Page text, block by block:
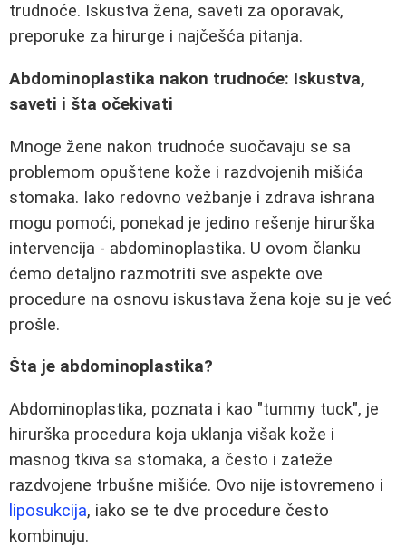
trudnoće. Iskustva žena, saveti za oporavak,
preporuke za hirurge i najčešća pitanja.
Abdominoplastika nakon trudnoće: Iskustva,
saveti i šta očekivati
Mnoge žene nakon trudnoće suočavaju se sa
problemom opuštene kože i razdvojenih mišića
stomaka. Iako redovno vežbanje i zdrava ishrana
mogu pomoći, ponekad je jedino rešenje hirurška
intervencija - abdominoplastika. U ovom članku
ćemo detaljno razmotriti sve aspekte ove
procedure na osnovu iskustava žena koje su je već
prošle.
Šta je abdominoplastika?
Abdominoplastika, poznata i kao "tummy tuck", je
hirurška procedura koja uklanja višak kože i
masnog tkiva sa stomaka, a često i zateže
razdvojene trbušne mišiće. Ovo nije istovremeno i
liposukcija, iako se te dve procedure često
kombinuju.